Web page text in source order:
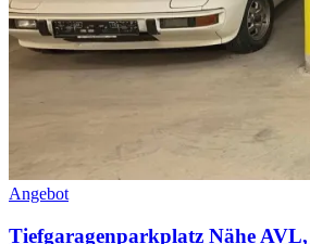
Angebot
Tiefgaragenparkplatz Nähe